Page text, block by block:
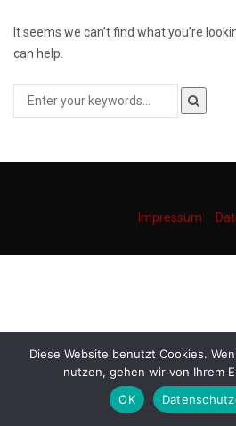
It seems we can’t find what you’re
can help.
Impressum
Diese Website benutzt Cookies.
nutzen, gehen wir von Ihrem
OK